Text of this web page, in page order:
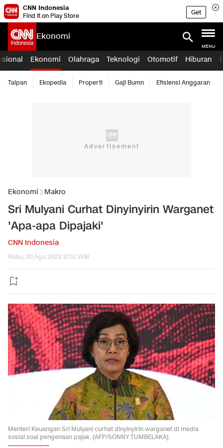
CNN Indonesia
Find it on Play Store
Get
Ekonomi
MENU
Ekonomi Olahraga Teknologi Otomotif Hiburan
Taipan Ekopedia Properti Gaji Bumn Efisiensi Anggaran
Ekonomi Makro
Sri Mulyani Curhat Dinyinyirin Warganet
'Apa-apa Dipajaki'
CNN Indonesia
Rabu, 30 Agu 2023 17:51 WIB
Menteri Keuangan Sri Mulyani curhat dinyinyirin warganet di media
sosial soal pengenaan pajak. (AFP/SONNY TUMBELAKA).